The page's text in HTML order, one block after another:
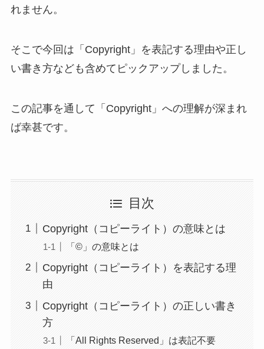
れません。
そこで今回は「Copyright」を表記する理由や正し
い書き方なども含めてピックアップしました。
この記事を通して「Copyright」への理解が深まれ
ば幸甚です。
目次
Copyright（コピーライト）の意味とは
「©」の意味とは
Copyright（コピーライト）を表記する理
由
Copyright（コピーライト）の正しい書き
方
「All Rights Reserved」は表記不要